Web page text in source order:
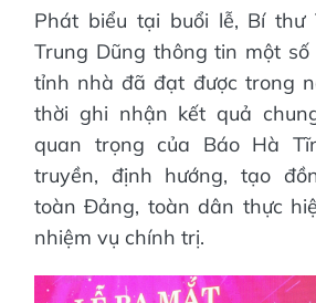
Phát biểu tại buổi lễ, Bí thư
Trung Dũng thông tin một
tỉnh nhà đã đạt được trong
thời ghi nhận kết quả
quan trọng của Báo Hà
truyền, định hướng, tạo
toàn Đảng, toàn dân thực
nhiệm vụ chính trị.